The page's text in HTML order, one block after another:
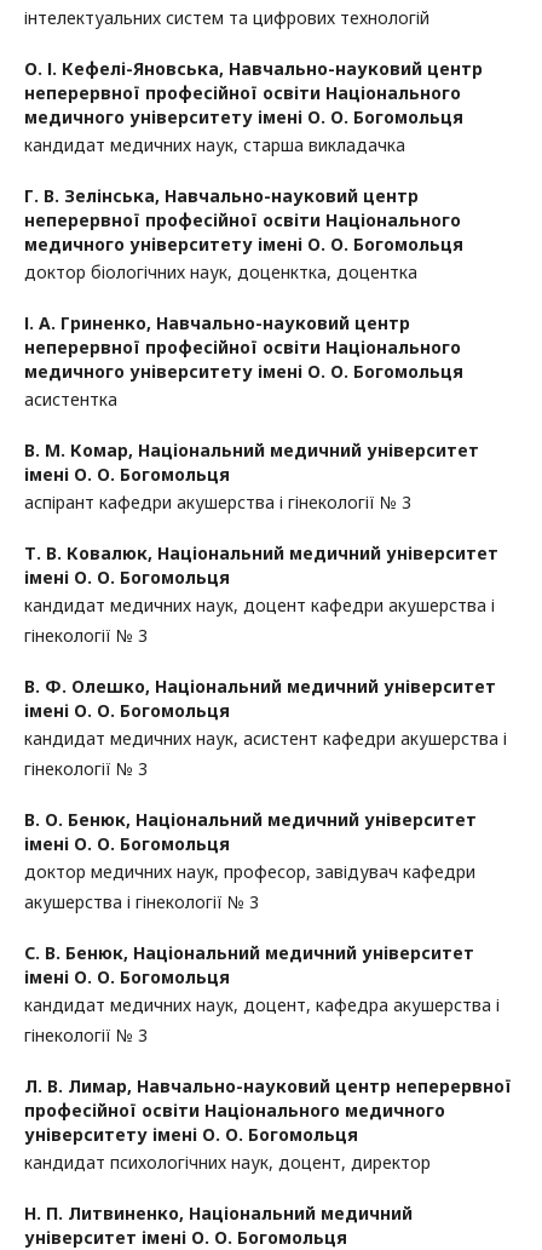
інтелектуальних систем та цифрових технологій
О. І. Кефелі-Яновська, Навчально-науковий центр
неперервної професійної освіти Національного
медичного університету імені О. О. Богомольця
кандидат медичних наук, старша викладачка
Г. В. Зелінська, Навчально-науковий центр
неперервної професійної освіти Національного
медичного університету імені О. О. Богомольця
доктор біологічних наук, доценктка, доцентка
І. А. Гриненко, Навчально-науковий центр
неперервної професійної освіти Національного
медичного університету імені О. О. Богомольця
асистентка
В. М. Комар, Національний медичний університет
імені О. О. Богомольця
аспірант кафедри акушерства і гінекології № 3
Т. В. Ковалюк, Національний медичний університет
імені О. О. Богомольця
кандидат медичних наук, доцент кафедри акушерства і
гінекології № 3
В. Ф. Олешко, Національний медичний університет
імені О. О. Богомольця
кандидат медичних наук, асистент кафедри акушерства і
гінекології № 3
В. О. Бенюк, Національний медичний університет
імені О. О. Богомольця
доктор медичних наук, професор, завідувач кафедри
акушерства і гінекології № 3
С. В. Бенюк, Національний медичний університет
імені О. О. Богомольця
кандидат медичних наук, доцент, кафедра акушерства і
гінекології № 3
Л. В. Лимар, Навчально-науковий центр неперервної
професійної освіти Національного медичного
університету імені О. О. Богомольця
кандидат психологічних наук, доцент, директор
Н. П. Литвиненко, Національний медичний
університет імені О. О. Богомольця